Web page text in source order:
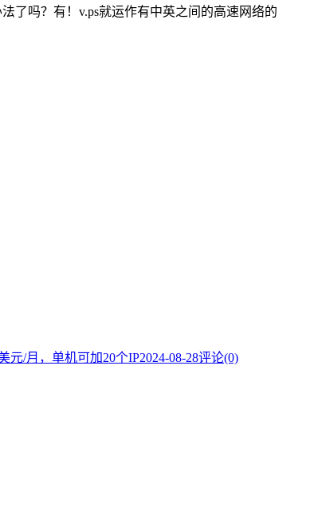
了吗？有！v.ps就运作有中英之间的高速网络的
元/月，单机可加20个IP2024-08-28评论(0)